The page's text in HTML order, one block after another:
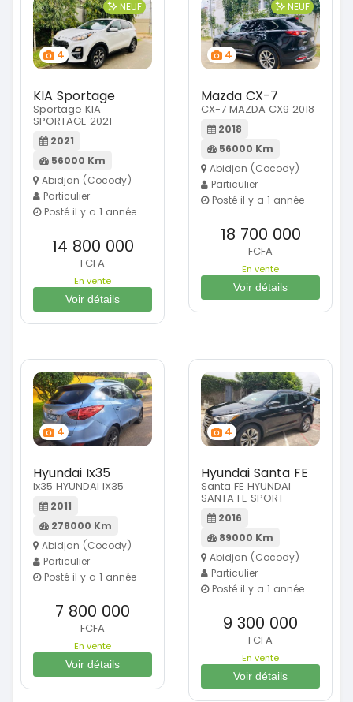
4
NEUF
KIA Sportage
Sportage KIA
SPORTAGE 2021
2021
56000 Km
Abidjan (Cocody)
Particulier
Posté il y a 1 année
14 800 000
FCFA
En vente
Voir détails
4
NEUF
Mazda CX-7
CX-7 MAZDA CX9 2018
2018
56000 Km
Abidjan (Cocody)
Particulier
Posté il y a 1 année
18 700 000
FCFA
En vente
Voir détails
4
Hyundai Ix35
Ix35 HYUNDAI IX35
2011
278000 Km
Abidjan (Cocody)
Particulier
Posté il y a 1 année
7 800 000
FCFA
En vente
Voir détails
4
Hyundai Santa FE
Santa FE HYUNDAI
SANTA FE SPORT
2016
89000 Km
Abidjan (Cocody)
Particulier
Posté il y a 1 année
9 300 000
FCFA
En vente
Voir détails